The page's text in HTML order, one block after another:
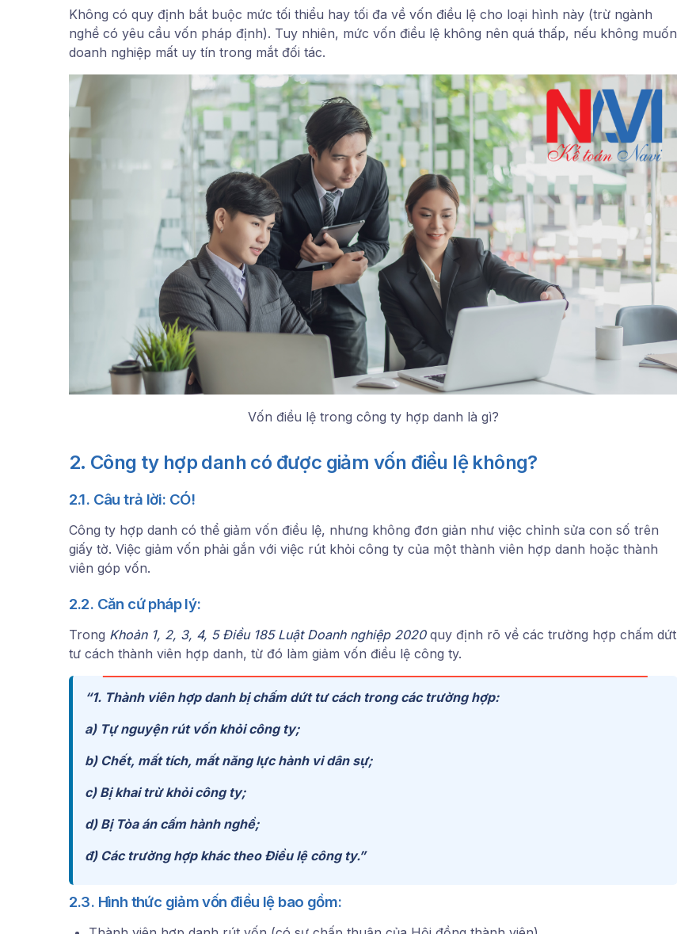
Không có quy định bắt buộc mức tối thiểu hay tối đa về vốn điều lệ cho loại hình này (trừ ngành
nghề có yêu cầu vốn pháp định). Tuy nhiên, mức vốn điều lệ không nên quá thấp, nếu không muốn
doanh nghiệp mất uy tín trong mắt đối tác.
Vốn điều lệ trong công ty hợp danh là gì?
2. Công ty hợp danh có được giảm vốn điều lệ không?
2.1. Câu trả lời: CÓ!
Công ty hợp danh có thể giảm vốn điều lệ, nhưng không đơn giản như việc chỉnh sửa con số trên
giấy tờ. Việc giảm vốn phải gắn với việc rút khỏi công ty của một thành viên hợp danh hoặc thành
viên góp vốn.
2.2. Căn cứ pháp lý:
Trong Khoản 1, 2, 3, 4, 5 Điều 185 Luật Doanh nghiệp 2020quy định rõ về các trường hợp chấm dứt
tư cách thành viên hợp danh, từ đó làm giảm vốn điều lệ công ty.
“1. Thành viên hợp danh bị chấm dứt tư cách trong các trường hợp:
a) Tự nguyện rút vốn khỏi công ty;
b) Chết, mất tích, mất năng lực hành vi dân sự;
c) Bị khai trừ khỏi công ty;
d) Bị Tòa án cấm hành nghề;
đ) Các trường hợp khác theo Điều lệ công ty.”
2.3. Hình thức giảm vốn điều lệ bao gồm: